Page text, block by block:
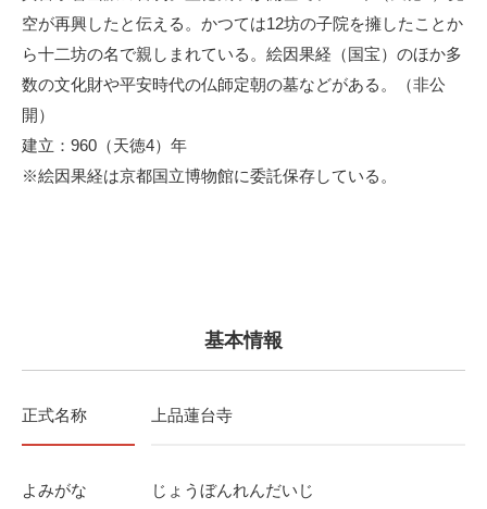
空が再興したと伝える。かつては12坊の子院を擁したことか
ら十二坊の名で親しまれている。絵因果経（国宝）のほか多
数の文化財や平安時代の仏師定朝の墓などがある。（非公
開）
建立：960（天徳4）年
※絵因果経は京都国立博物館に委託保存している。
基本情報
正式名称 上品蓮台寺
よみがな じょうぼんれんだいじ